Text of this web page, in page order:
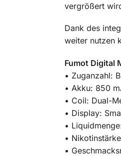
vergrößert
Dank des
weiter nutzen
Fumot Digital
• Zuganzahl:
• Akku: 850
• Coil: Dual-
• Display:
•
•
•